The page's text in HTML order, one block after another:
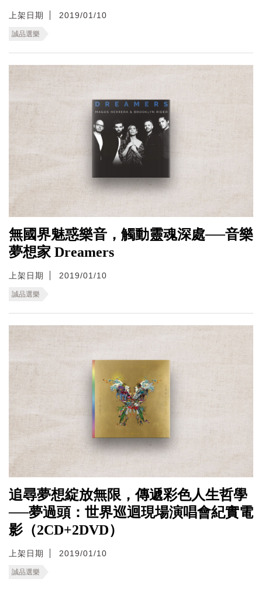
上架日期 2019/01/10
誠品選樂
無國界魅惑樂音，觸動靈魂深處──音樂
夢想家 Dreamers
上架日期 2019/01/10
誠品選樂
追尋夢想綻放無限，傳遞彩色人生哲學
──夢過頭：世界巡迴現場演唱會紀實電
影（2CD+2DVD）
上架日期 2019/01/10
誠品選樂